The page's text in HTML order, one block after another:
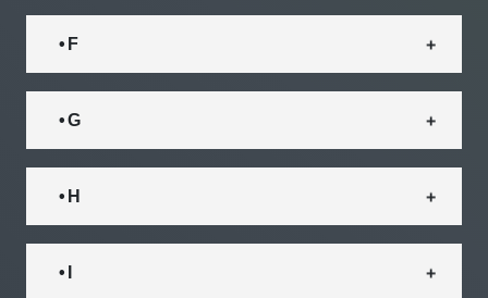
• F
• G
• H
• I